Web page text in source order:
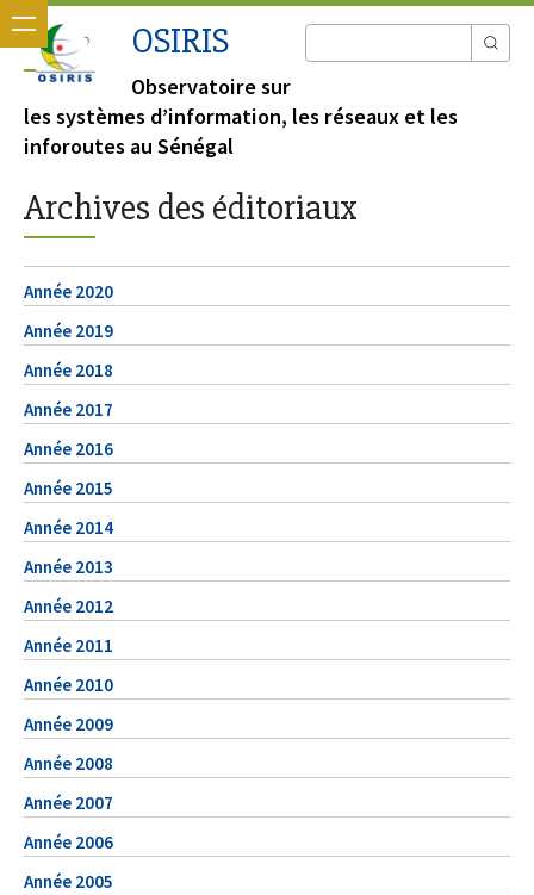
OSIRIS
Observatoire sur
les systèmes d’information, les réseaux et les
inforoutes au Sénégal
Archives des éditoriaux
Année 2020
Année 2019
Année 2018
Année 2017
Année 2016
Année 2015
Année 2014
Année 2013
Année 2012
Année 2011
Année 2010
Année 2009
Année 2008
Année 2007
Année 2006
Année 2005